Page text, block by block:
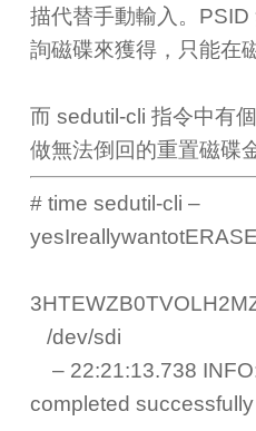
描代替手動輸入。PSID
詢磁碟來獲得，只能在
而 sedutil-cli 指令中有
做無法倒回的重置磁碟
# time sedutil-cli –
/dev/sdi
– 22:21:13.738
completed successfully